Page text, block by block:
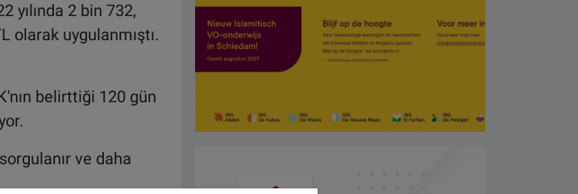
yılında 2 bin 732,
olarak uygulanmıştı.
belirttiği 120 gün
ve daha